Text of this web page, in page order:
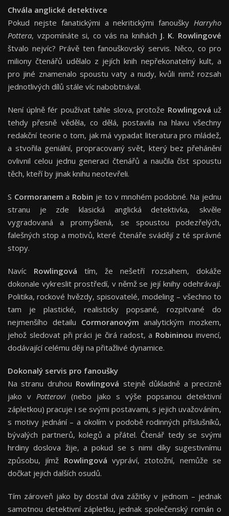
Chvála anglické detektivce
Pokud nejste fanatickými a nekritickými fanoušky Harryho
Pottera, vzpomínáte si, co vás na knihách J. K. Rowlingové
štvalo nejvíc? Právě ten fanouškovský servis. Něco, co pro
miliony čtenářů udělalo z jejích knih nepřekonatelný kult, a
pro jiné znamenalo spoustu vaty a nudy, kvůli nimž rozsah
jednotlivých dílů stále víc nabobtnával.
Není úplně fér používat tahle slova, protože Rowlingová už
tehdy přesně věděla, co dělá, postavila na hlavu všechny
redakční teorie o tom, jak má vypadat literatura pro mládež,
a stvořila geniální, propracovaný svět, který bez přehánění
ovlivnil celou jednu generaci čtenářů a naučila číst spoustu
těch, kteří by jinak knihu neotevřeli.
S Cormoranem a Robin je to v mnohém podobné. Na jednu
stranu je zde klasická anglická detektivka, skvěle
vygradovaná a promyšlená, se spoustou podezřelých,
falešných stop a motivů, které čtenáře svádějí z té správné
stopy.
Navíc Rowlingová tím, že nešetří rozsahem, dokáže
dokonale vykreslit prostředí, v němž se její knihy odehrávají.
Politika, rockové hvězdy, spisovatelé, modeling – všechno to
tam je plastické, realisticky popsané, rozpitvané do
nejmenšího detailu Cormoranovým analytickým mozkem,
jehož sledovat při práci je čirá radost, a Robininou invencí,
dodávající celému ději na přitažlivé dynamice.
Dokonalý servis pro fanoušky
Na stranu druhou Rowlingová stejně důkladně a precizně
jako v Potterovi (nebo jako s výše popsanou detektivní
zápletkou) pracuje i se svými postavami, s jejich uvažováním,
s motivy jednání – a okolím v podobě rodinných příslušníků,
bývalých partnerů, kolegů a přátel. Čtenář tedy se svými
hrdiny doslova žije, a pokud se s nimi díky sugestivnímu
způsobu, jímž Rowlingová vypráví, ztotožní, nemůže se
dočkat jejich dalších osudů.
Tím zároveň jako by dostal dva zážitky v jednom – jednak
samotnou detektivní zápletku, jednak společenský román o